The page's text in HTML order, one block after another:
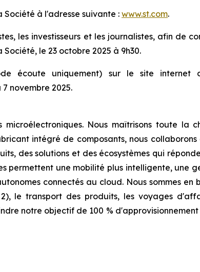
Société à l'adresse suivante : www.st.com.
les investisseurs et les journalistes, afin de
le 23 octobre 2025 à 9h30.
écoute uniquement) sur le site
novembre 2025.
Nous maîtrisons toute la
intégré de composants, nous
des solutions et des écosystèmes qui
permettent une mobilité plus intelligente, une
connectés au cloud. Nous sommes en
le transport des produits, les voyages
notre objectif de 100 %